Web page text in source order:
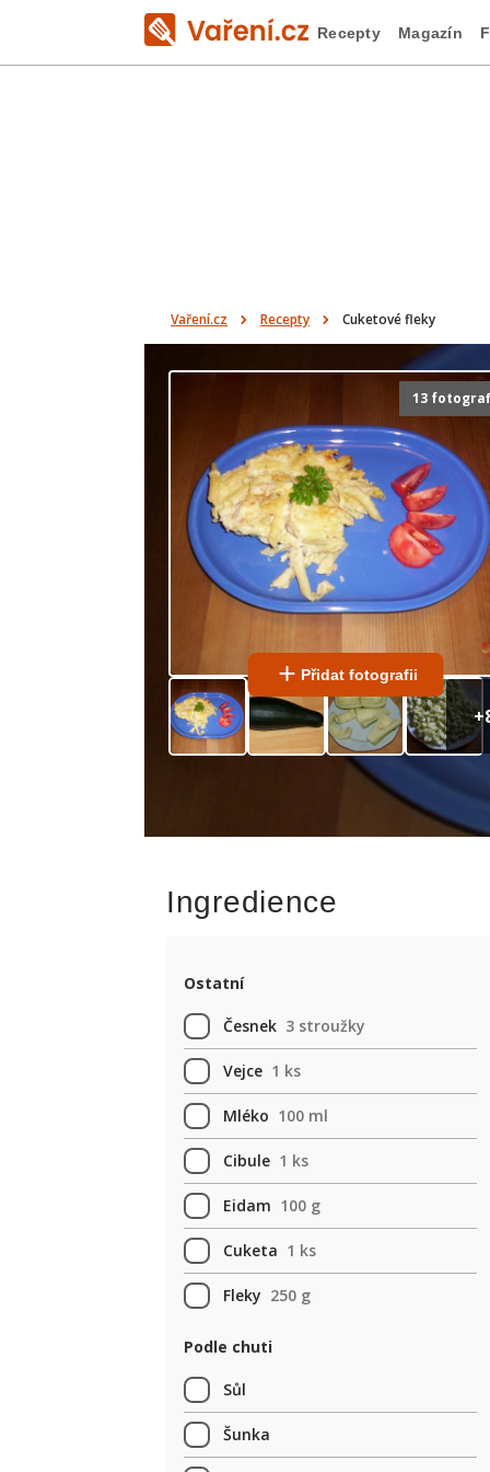
Recepty Magazín
Vaření.cz Recepty Cuketové fleky
13
Přidat fotografii
+
Ingredience
Ostatní
Česnek 3 stroužky
Vejce 1 ks
Mléko 100 ml
Cibule 1 ks
Eidam 100 g
Cuketa 1 ks
Fleky 250 g
Podle chuti
Sůl
Šunka